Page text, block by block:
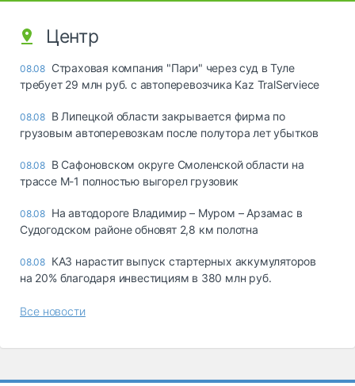
Центр
08.08 Страховая компания "Пари" через суд в Туле
требует 29 млн руб. с автоперевозчика Kaz TralServiece
08.08 В Липецкой области закрывается фирма по
грузовым автоперевозкам после полутора лет убытков
08.08 В Сафоновском округе Смоленской области на
трассе М-1 полностью выгорел грузовик
08.08 На автодороге Владимир – Муром – Арзамас в
Судогодском районе обновят 2,8 км полотна
08.08 КАЗ нарастит выпуск стартерных аккумуляторов
на 20% благодаря инвестициям в 380 млн руб.
Все новости